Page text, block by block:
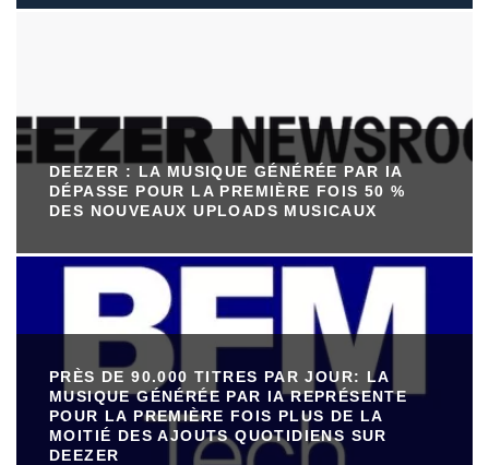
DEEZER : LA MUSIQUE GÉNÉRÉE PAR IA
DÉPASSE POUR LA PREMIÈRE FOIS 50 %
DES NOUVEAUX UPLOADS MUSICAUX
PRÈS DE 90.000 TITRES PAR JOUR: LA
MUSIQUE GÉNÉRÉE PAR IA REPRÉSENTE
POUR LA PREMIÈRE FOIS PLUS DE LA
MOITIÉ DES AJOUTS QUOTIDIENS SUR
DEEZER